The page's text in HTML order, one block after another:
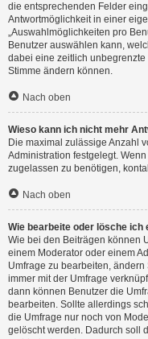
die entsprechenden Felder
Antwortmöglichkeit in einer
„Auswahlmöglichkeiten pro
Benutzer auswählen kann,
dabei eine zeitlich
Stimme ändern können.
Nach oben
Wieso kann ich nicht mehr
Die maximal zulässige Anzahl
Administration festgelegt.
zugelassen zu benötigen,
Nach oben
Wie bearbeite oder lösche ich
Wie bei den Beiträgen können
einem Moderator oder einem
Umfrage zu bearbeiten,
immer mit der Umfrage
dann können Benutzer die
bearbeiten. Sollte allerdings
die Umfrage nur noch von
gelöscht werden. Dadurch soll